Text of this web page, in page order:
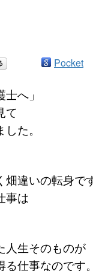
Pocket
へ」
て
た。
畑違いの転身で
事は
人生そのものが
仕事なのです。